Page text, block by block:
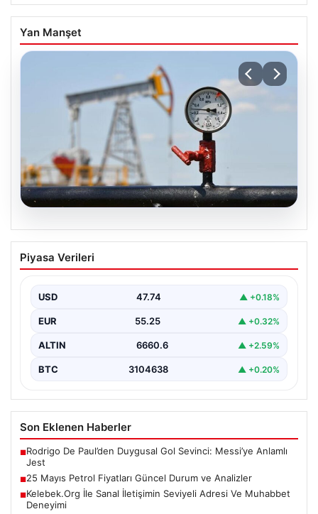
Yan Manşet
08.08.2026
25 Mayıs Petrol Fiyatları Güncel Durum
ve Analizler
edilirken, özellikle Orta Doğu bölgesinde yaşanan
gelişmeler petrol…
Piyasa Verileri
USD 47.74 ▲ +0.18%
EUR 55.25 ▲ +0.32%
ALTIN 6660.6 ▲ +2.59%
BTC 3104638 ▲ +0.20%
Son Eklenen Haberler
■Rodrigo De Paul’den Duygusal Gol Sevinci: Messi’ye Anlamlı
Jest
■25 Mayıs Petrol Fiyatları Güncel Durum ve Analizler
■Kelebek.Org İle Sanal İletişimin Seviyeli Adresi Ve Muhabbet
Deneyimi